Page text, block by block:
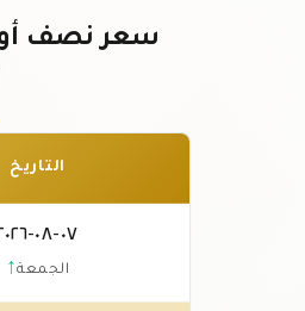
التاريخ
٠٧-٠٨-٢٠٢٦
الجمعة↑